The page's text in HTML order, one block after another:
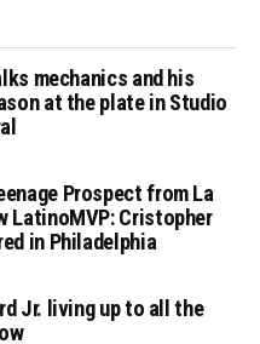
mechanics and his
at the plate in Studio
Prospect from La
LatinoMVP: Cristopher
in Philadelphia
Jr. living up to all the